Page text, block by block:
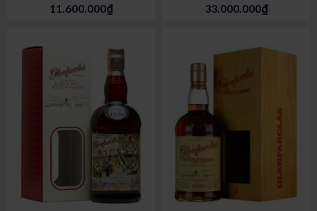
11.600.000₫ 33.000.000₫